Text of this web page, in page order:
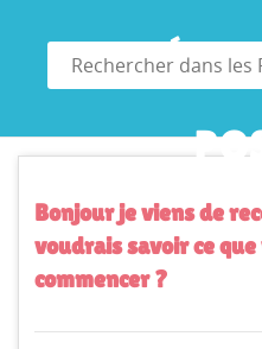
Bonjour je viens de
voudrais savoir ce
commencer ?